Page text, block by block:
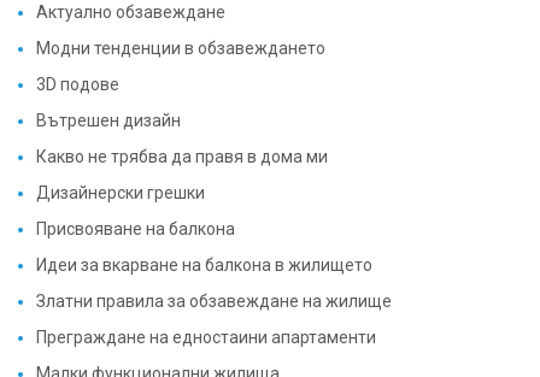
Актуално обзавеждане
Модни тенденции в обзавеждането
3D подове
Вътрешен дизайн
Какво не трябва да правя в дома ми
Дизайнерски грешки
Присвояване на балкона
Идеи за вкарване на балкона в жилището
Златни правила за обзавеждане на жилище
Преграждане на едностаини апартаменти
Малки функционални жилища